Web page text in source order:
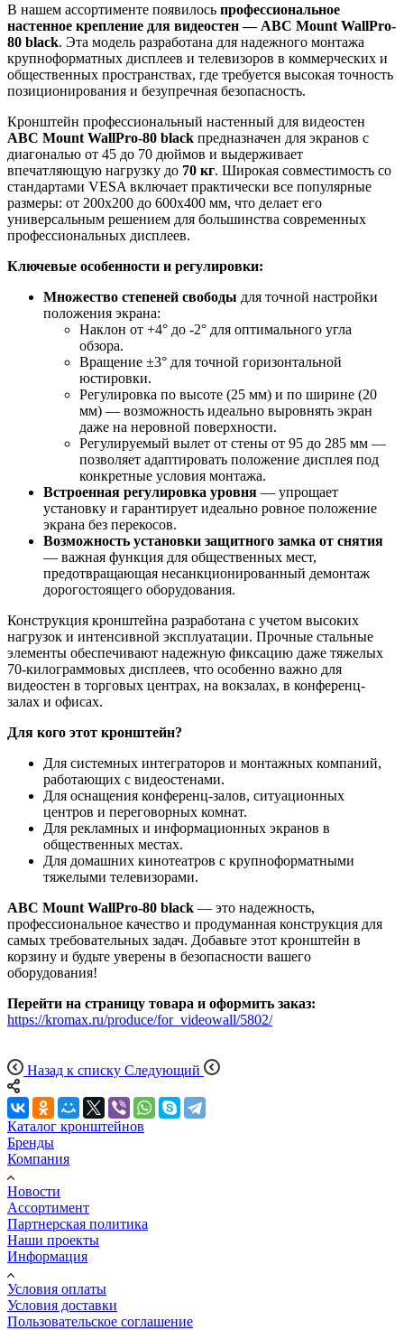
В нашем ассортименте появилось профессиональное
настенное крепление для видеостен — ABC Mount WallPro-
80 black. Эта модель разработана для надежного монтажа
крупноформатных дисплеев и телевизоров в коммерческих и
общественных пространствах, где требуется высокая точность
позиционирования и безупречная безопасность.
Кронштейн профессиональный настенный для видеостен
ABC Mount WallPro-80 black предназначен для экранов с
диагональю от 45 до 70 дюймов и выдерживает
впечатляющую нагрузку до 70 кг. Широкая совместимость со
стандартами VESA включает практически все популярные
размеры: от 200x200 до 600x400 мм, что делает его
универсальным решением для большинства современных
профессиональных дисплеев.
Ключевые особенности и регулировки:
Множество степеней свободы для точной настройки
положения экрана:
Наклон от +4° до -2° для оптимального угла
обзора.
Вращение ±3° для точной горизонтальной
юстировки.
Регулировка по высоте (25 мм) и по ширине (20
мм) — возможность идеально выровнять экран
даже на неровной поверхности.
Регулируемый вылет от стены от 95 до 285 мм —
позволяет адаптировать положение дисплея под
конкретные условия монтажа.
Встроенная регулировка уровня — упрощает
установку и гарантирует идеально ровное положение
экрана без перекосов.
Возможность установки защитного замка от снятия
— важная функция для общественных мест,
предотвращающая несанкционированный демонтаж
дорогостоящего оборудования.
Конструкция кронштейна разработана с учетом высоких
нагрузок и интенсивной эксплуатации. Прочные стальные
элементы обеспечивают надежную фиксацию даже тяжелых
70-килограммовых дисплеев, что особенно важно для
видеостен в торговых центрах, на вокзалах, в конференц-
залах и офисах.
Для кого этот кронштейн?
Для системных интеграторов и монтажных компаний,
работающих с видеостенами.
Для оснащения конференц-залов, ситуационных
центров и переговорных комнат.
Для рекламных и информационных экранов в
общественных местах.
Для домашних кинотеатров с крупноформатными
тяжелыми телевизорами.
ABC Mount WallPro-80 black — это надежность,
профессиональное качество и продуманная конструкция для
самых требовательных задач. Добавьте этот кронштейн в
корзину и будьте уверены в безопасности вашего
оборудования!
Перейти на страницу товара и оформить заказ:
https://kromax.ru/produce/for_videowall/5802/
Назад к списку Следующий
Каталог кронштейнов
Бренды
Компания
Новости
Ассортимент
Партнерская политика
Наши проекты
Информация
Условия оплаты
Условия доставки
Пользовательское соглашение